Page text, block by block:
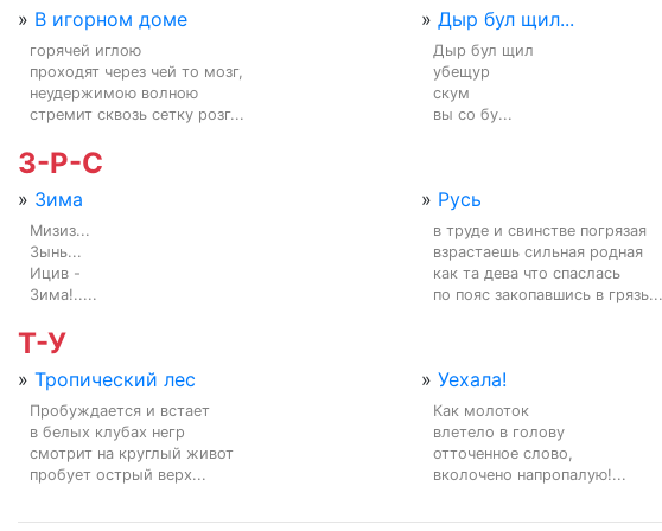
» В игорном доме
горячей иглою
проходят через чей то мозг,
неудержимою волною
стремит сквозь сетку розг...
» Дыр бул щил...
Дыр бул щил
убещур
скум
вы со бу...
З-Р-С
» Зима
Мизиз...
Зынь...
Ицив -
Зима!.....
» Русь
в труде и свинстве погрязая
взрастаешь сильная родная
как та дева что спаслась
по пояс закопавшись в грязь...
Т-У
» Тропический лес
Пробуждается и встает
в белых клубах негр
смотрит на круглый живот
пробует острый верх...
» Уехала!
Как молоток
влетело в голову
отточенное слово,
вколочено напропалую!...